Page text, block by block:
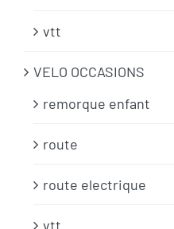
vtt
VELO OCCASIONS
remorque enfant
route
route electrique
vtt